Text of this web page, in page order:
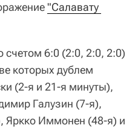
"Салавату
счетом 6:0 (2:0, 2:0, 2:0)
которых дублем
(2-я и 21-я минуты),
Галузин (7-я),
Яркко Иммонен (48-я) и